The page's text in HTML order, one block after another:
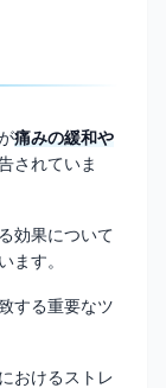
痛みの緩和や
されていま
効果について
ます。
する重要なツ
おけるストレ